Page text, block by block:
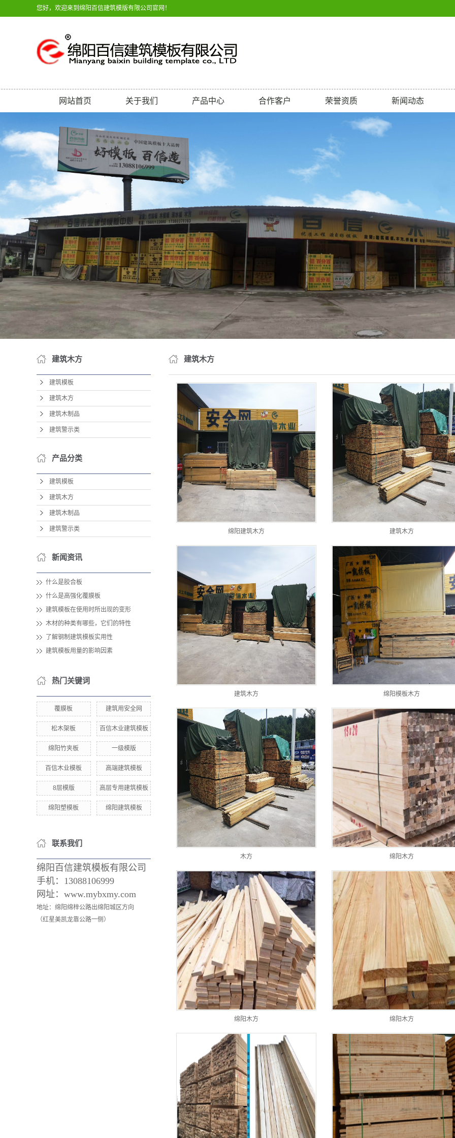
您好，欢迎来到绵阳百信建筑模版有限公司官网！
网站首页 关于我们
联系我们
厂区环境(游仙厂区)
产品中心
建筑木制品
建筑警示类
合作客户 荣誉资质 新闻动态
建筑木方
建筑模板
建筑木方
建筑木制品
建筑警示类
产品分类
建筑模板
建筑木方
建筑木制品
建筑警示类
新闻资讯
什么是胶合板
什么是高强化覆膜板
建筑模板在使用时所出现的变形
木材的种类有哪些，它们的特性
了解钢制建筑模板实用性
建筑模板用量的影响因素
热门关键词
覆膜板 建筑用安全网
松木架板 百信木业建筑模板
绵阳竹夹板 一级模版
百信木业模板 高端建筑模板
8层模版 高层专用建筑模板
绵阳塑模板 绵阳建筑模板
联系我们
绵阳百信建筑模板有限公司
手机： 13088106999
网址：www.mybxmy.com
地址：绵阳绵梓公路出绵阳城区方向
（红星美凯龙靠公路一侧）
建筑木方
绵阳建筑木方 建筑木方
建筑木方 绵阳模板木方
木方 绵阳木方
绵阳木方 绵阳木方